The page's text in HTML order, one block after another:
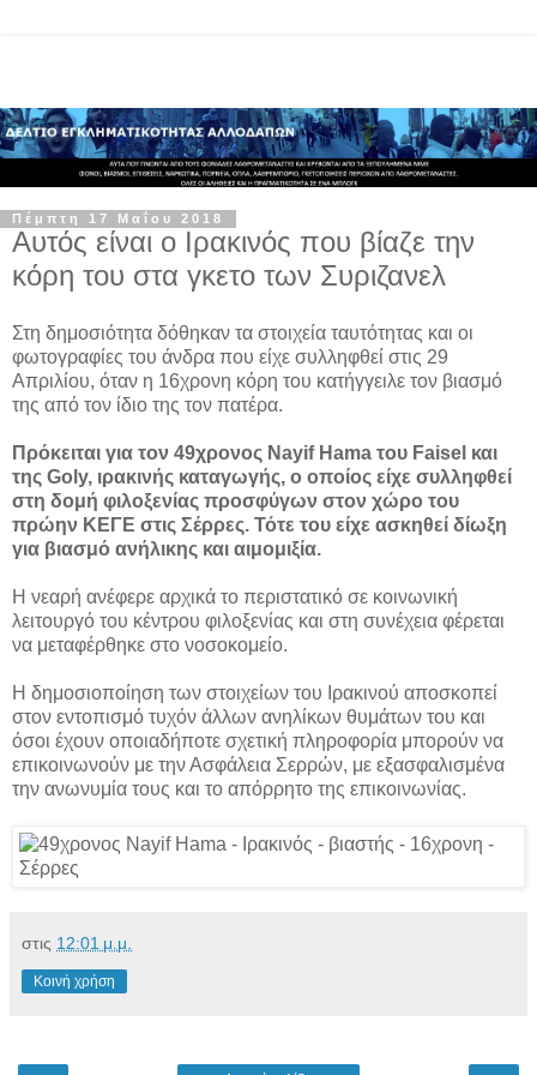
Πέμπτη 17 Μαΐου 2018
Αυτός είναι ο Ιρακινός που βίαζε την
κόρη του στα γκετο των Συριζανελ
Στη δημοσιότητα δόθηκαν τα στοιχεία ταυτότητας και οι
φωτογραφίες του άνδρα που είχε συλληφθεί στις 29
Απριλίου, όταν η 16χρονη κόρη του κατήγγειλε τον βιασμό
της από τον ίδιο της τον πατέρα.
Πρόκειται για τον 49χρονος Nayif Hama του Faisel και
της Goly, ιρακινής καταγωγής, ο οποίος είχε συλληφθεί
στη δομή φιλοξενίας προσφύγων στον χώρο του
πρώην ΚΕΓΕ στις Σέρρες. Τότε του είχε ασκηθεί δίωξη
για βιασμό ανήλικης και αιμομιξία.
Η νεαρή ανέφερε αρχικά το περιστατικό σε κοινωνική
λειτουργό του κέντρου φιλοξενίας και στη συνέχεια φέρεται
να μεταφέρθηκε στο νοσοκομείο.
Η δημοσιοποίηση των στοιχείων του Ιρακινού αποσκοπεί
στον εντοπισμό τυχόν άλλων ανηλίκων θυμάτων του και
όσοι έχουν οποιαδήποτε σχετική πληροφορία μπορούν να
επικοινωνούν με την Ασφάλεια Σερρών, με εξασφαλισμένα
την ανωνυμία τους και το απόρρητο της επικοινωνίας.
στις 12:01 μ.μ.
Κοινή χρήση